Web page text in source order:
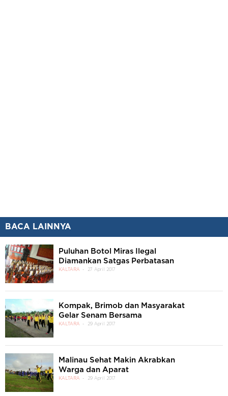
BACA LAINNYA
Puluhan Botol Miras Ilegal
Diamankan Satgas Perbatasan
KALTARA 27 April 2017
Kompak, Brimob dan Masyarakat
Gelar Senam Bersama
KALTARA 29 April 2017
Malinau Sehat Makin Akrabkan
Warga dan Aparat
KALTARA 29 April 2017